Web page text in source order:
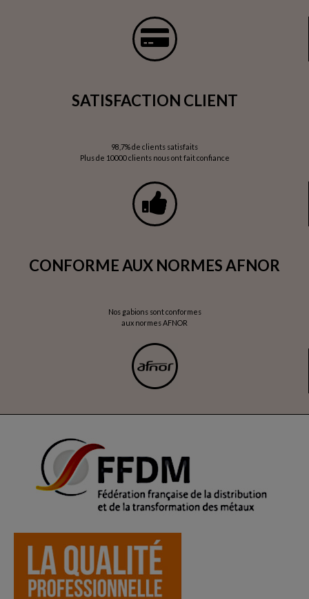
SATISFACTION CLIENT
98,7% de clients satisfaits
Plus de 10000 clients nous ont fait confiance
CONFORME AUX NORMES AFNOR
Nos gabions sont conformes
aux normes AFNOR